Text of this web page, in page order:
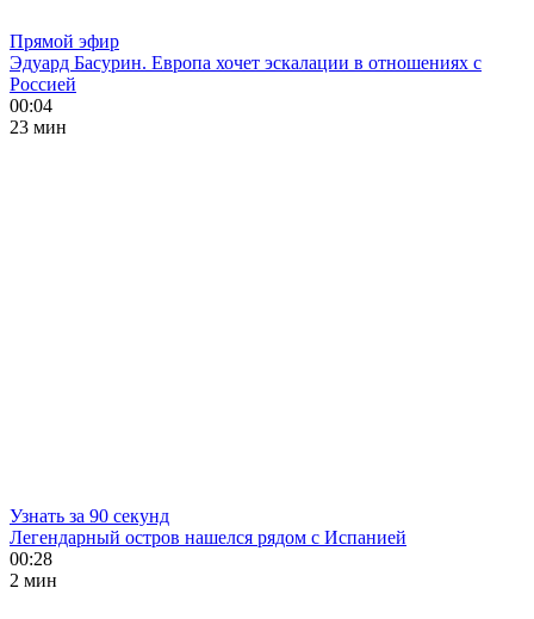
Прямой эфир
Эдуард Басурин. Европа хочет эскалации в отношениях с
Россией
00:04
23 мин
Узнать за 90 секунд
Легендарный остров нашелся рядом с Испанией
00:28
2 мин